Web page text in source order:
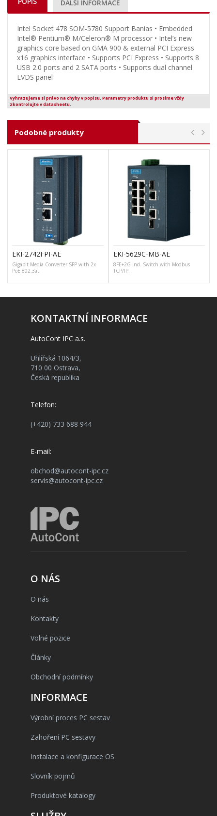
DALŠÍ INFORMACE
Intel Socket 478 SOM-5780 Support Banias • Embedded
Intel® Pentium® M/Celeron® M processor • Intel’s new
graphics core based on GMA 900 & external PCI Express
x16 graphics interface • Supports PCI Express • Supports 8
USB 2.0 ports and 2 SATA ports • Supports dual channel
LVDS panel
Vyhrazujeme si právo na chyby v popisu. Parametry produktu si prosíme vždy
zkontrolujte v datasheetu.
Podobné produkty
EKI-2742FPI-AE
Gigabit Media Converter SFP with 2x
PoE 802.3at
EKI-5629C-MB-AE
8FE+2G Ind. Switch with Modbus
TCP/IP.
KONTAKTNÍ INFORMACE
AutoCont IPC a.s.
Uhlířská 1064/3,
710 00 Ostrava,
Česká republika
Telefon:
(+420) 733 688 944
E-mail:
obchod@autocont-ipc.cz
servis@autocont-ipc.cz
O NÁS
O nás
Kontakty
Volné pozice
Články
Obchodní podmínky
INFORMACE
Výrobní proces PC sestav
Zahoření PC sestavy
Instalace a konfigurace OS
Slovník pojmů
Produktové katalogy